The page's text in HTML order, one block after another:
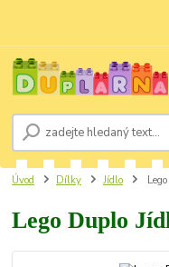
Úvod Dílky Jídlo
Lego Duplo